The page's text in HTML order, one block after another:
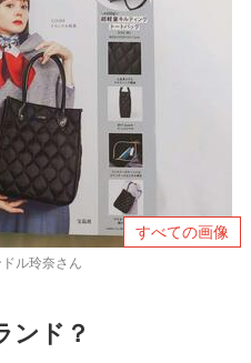
すべての画像
ル玲奈さん
ンド？